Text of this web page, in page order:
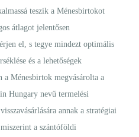
teszik a Ménesbirtokot
átlagot jelentősen
el, s tegye mindezt optimális
és a lehetőségek
a Ménesbirtok megvásárolta a
Hungary nevű termelési
annak a stratégiai
a szántóföldi